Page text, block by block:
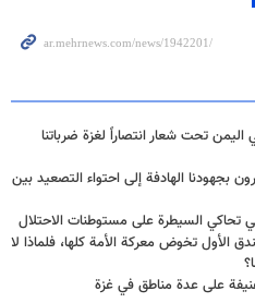
تحت شعار انتصاراً لغزة ضرباتنا
بجهودنا الهادفة إلى احتواء التصعيد بين
تحاكي السيطرة على مستوطنات الاحتلال
الأول تخوض معركة الأمة كلها، فلماذا لا
على عدة مناطق في غزة